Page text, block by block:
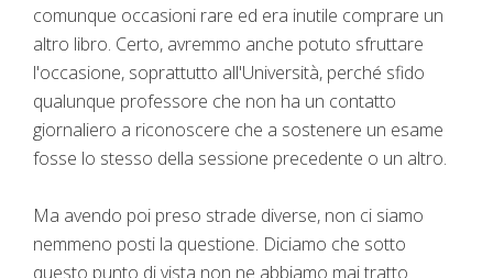
comunque occasioni rare ed era inutile comprare un
altro libro. Certo, avremmo anche potuto sfruttare
l'occasione, soprattutto all'Università, perché sfido
qualunque professore che non ha un contatto
giornaliero a riconoscere che a sostenere un esame
fosse lo stesso della sessione precedente o un altro.
Ma avendo poi preso strade diverse, non ci siamo
nemmeno posti la questione. Diciamo che sotto
questo punto di vista non ne abbiamo mai tratto